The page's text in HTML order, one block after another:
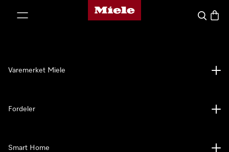
Mieles hjemmeside
Søk
Varemerket Miele
Fordeler
Smart Home